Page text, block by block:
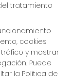
LA
TE
del tratamiento
cookies
y mostrar
Puede
la Política de